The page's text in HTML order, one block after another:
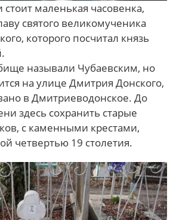
стоит маленькая часовенка,
святого великомученика
которого посчитал князь
называли Чубаевским, но
на улице Дмитрия Донского,
в Дмитриеводонское. До
здесь сохранить старые
с каменными крестами,
четвертью 19 столетия.